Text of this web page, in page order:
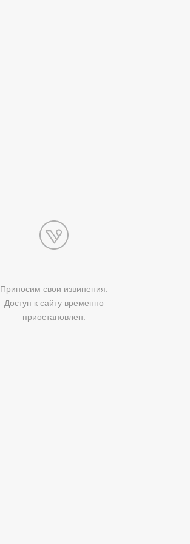
Приносим свои извинения.
Доступ к сайту временно
приостановлен.